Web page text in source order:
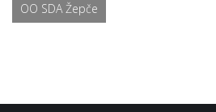
OO SDA Žepče